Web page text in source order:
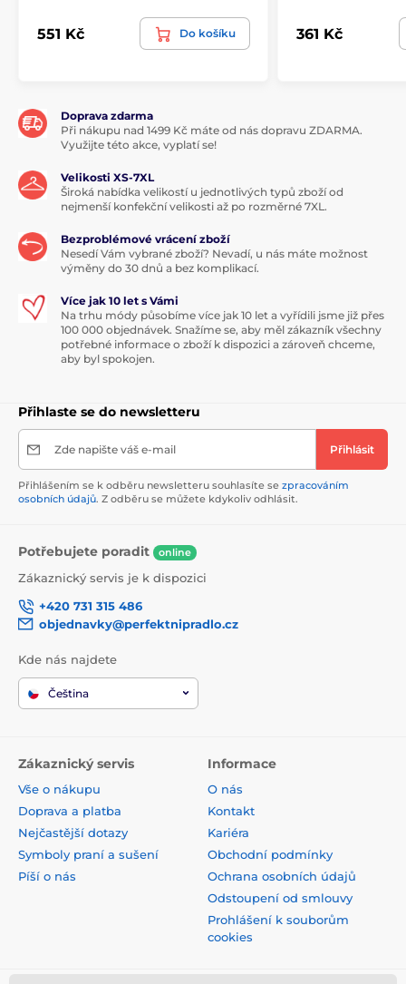
551 Kč Do košíku 361 Kč
Doprava zdarma
Při nákupu nad 1499 Kč máte od nás dopravu ZDARMA.
Využijte této akce, vyplatí se!
Velikosti XS-7XL
Široká nabídka velikostí u jednotlivých typů zboží od
nejmenší konfekční velikosti až po rozměrné 7XL.
Bezproblémové vrácení zboží
Nesedí Vám vybrané zboží? Nevadí, u nás máte možnost
výměny do 30 dnů a bez komplikací.
Více jak 10 let s Vámi
Na trhu módy působíme více jak 10 let a vyřídili jsme již přes
100 000 objednávek. Snažíme se, aby měl zákazník všechny
potřebné informace o zboží k dispozici a zároveň chceme,
aby byl spokojen.
Přihlaste se do newsletteru
Zde napište váš e-mail Přihlásit
Přihlášením se k odběru newsletteru souhlasíte se zpracováním
osobních údajů. Z odběru se můžete kdykoliv odhlásit.
Potřebujete poradit online
Zákaznický servis je k dispozici
+420 731 315 486
objednavky@perfektnipradlo.cz
Kde nás najdete
Čeština
Zákaznický servis
Vše o nákupu
Doprava a platba
Nejčastější dotazy
Symboly praní a sušení
Píší o nás
Informace
O nás
Kontakt
Kariéra
Obchodní podmínky
Ochrana osobních údajů
Odstoupení od smlouvy
Prohlášení k souborům
cookies